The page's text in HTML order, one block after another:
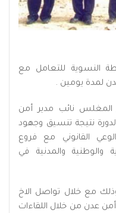
النسوية للتعامل مع
لمدة يومين .
المغلس نائب مدير أمن
ان هذه الدورة نتيجة تنسيق وجهود
القانوني مع فروع
والوطنية والمدنية في
مع خلال تواصل الاخ
أمن عدن من خلال اللقاءات